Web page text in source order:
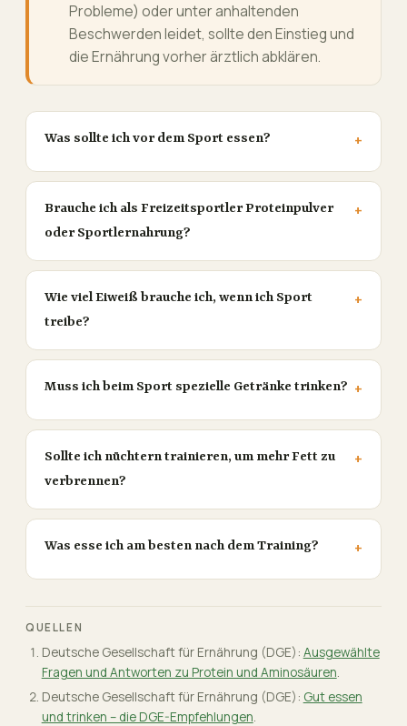
Probleme) oder unter anhaltenden
Beschwerden leidet, sollte den Einstieg und
die Ernährung vorher ärztlich abklären.
Was sollte ich vor dem Sport essen?
Brauche ich als Freizeitsportler Proteinpulver
oder Sportlernahrung?
Wie viel Eiweiß brauche ich, wenn ich Sport
treibe?
Muss ich beim Sport spezielle Getränke trinken?
Sollte ich nüchtern trainieren, um mehr Fett zu
verbrennen?
Was esse ich am besten nach dem Training?
QUELLEN
Deutsche Gesellschaft für Ernährung (DGE): Ausgewählte
Fragen und Antworten zu Protein und Aminosäuren.
Deutsche Gesellschaft für Ernährung (DGE): Gut essen
und trinken – die DGE-Empfehlungen